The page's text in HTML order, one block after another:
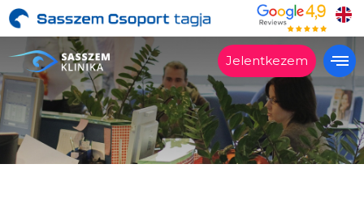
Jelentkezem
Alkalmas?
Kezelések
Árak